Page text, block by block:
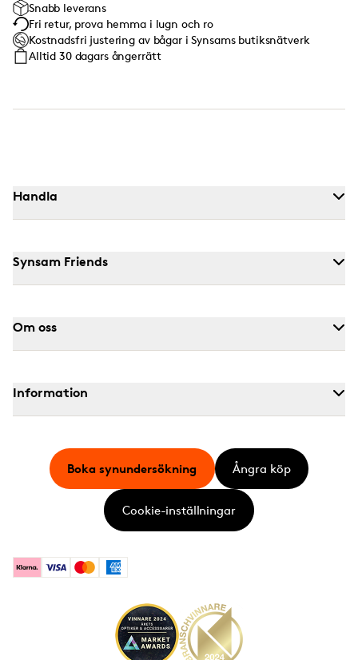
Snabb leverans
Fri retur, prova hemma i lugn och ro
Kostnadsfri justering av bågar i Synsams butiksnätverk
Alltid 30 dagars ångerrätt
Handla
Synsam Friends
Om oss
Information
KlarnaVisa MastercardAmerican Express
Boka synundersökning Ångra köp
Cookie-inställningar